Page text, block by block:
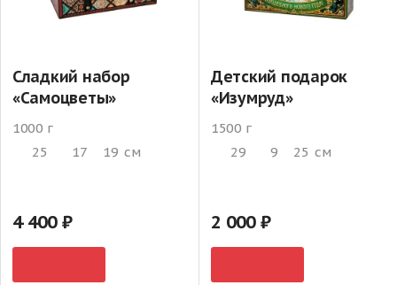
Сладкий набор
«Самоцветы»
1000 г
25
17 19 см
4 400
Детский подарок
«Изумруд»
1500 г
29
9 25 см
2 000